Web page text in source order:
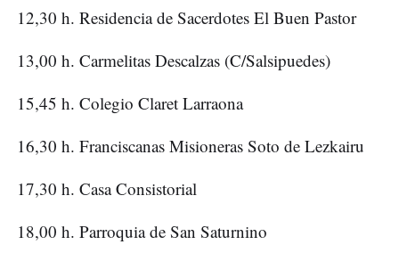
12,30 h. Residencia de Sacerdotes El Buen Pastor
13,00 h. Carmelitas Descalzas (C/Salsipuedes)
15,45 h. Colegio Claret Larraona
16,30 h. Franciscanas Misioneras Soto de Lezkairu
17,30 h. Casa Consistorial
18,00 h. Parroquia de San Saturnino